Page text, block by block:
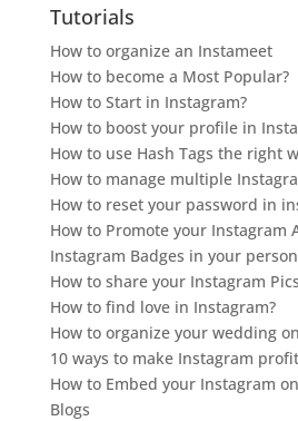
Tutorials
How to organize an Instameet
How to become a Most Popular?
How to Start in Instagram?
How to boost your profile in
How to use Hash Tags the right
How to manage multiple
How to reset your password in
How to Promote your Instagram
Instagram Badges in your
How to share your Instagram
How to find love in Instagram?
How to organize your wedding
10 ways to make Instagram
How to Embed your Instagram
Blogs